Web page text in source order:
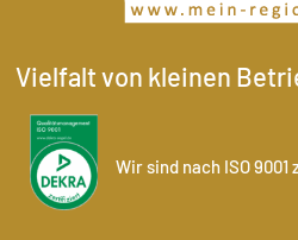
Vielfalt von kleinen
Wir sind nach ISO